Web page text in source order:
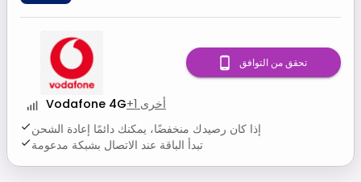
Vodafone 4G+1 أخرى
إذا كان رصيدك منخفضًا، يمكنك دائمًا إعادة الشحن
تبدأ الباقة عند الاتصال بشبكة مدعومة
تحقق من التوافق